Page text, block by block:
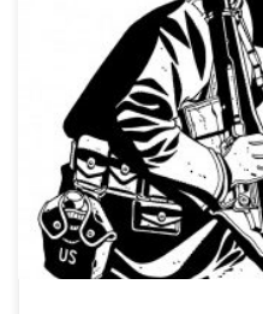
La bibliothèque et le Centre
4950 vous invitent le dimanche
de Der « , la bande dessinée
l’écran et illustrée
de Sourbrodt pour rendre